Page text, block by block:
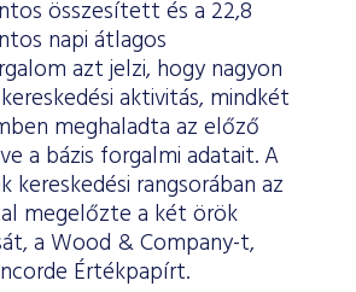
összesített és a 22,8
napi átlagos
azt jelzi, hogy nagyon
aktivitás, mindkét
meghaladta az előző
a bázis forgalmi adatait. A
kereskedési rangsorában az
megelőzte a két örök
a Wood & Company-t,
Értékpapírt.